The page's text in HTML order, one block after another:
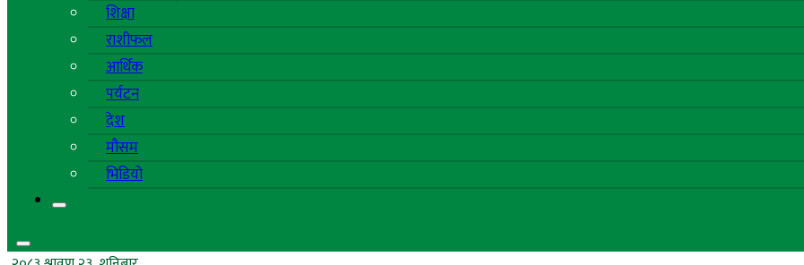
शिक्षा
राशीफल
आर्थिक
पर्यटन
देश
मौसम
भिडियो